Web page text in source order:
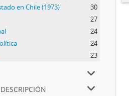
en Chile (1973)
30
27
24
24
23